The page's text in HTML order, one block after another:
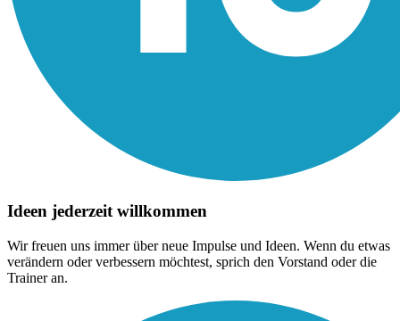
Ideen jederzeit willkommen
Wir freuen uns immer über neue Impulse und Ideen. Wenn du etwas
verändern oder verbessern möchtest, sprich den Vorstand oder die
Trainer an.